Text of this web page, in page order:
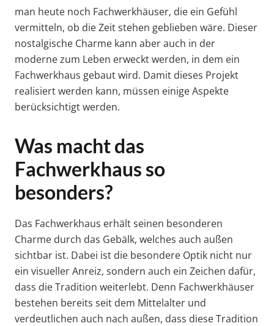
man heute noch Fachwerkhäuser, die ein Gefühl
vermitteln, ob die Zeit stehen geblieben wäre. Dieser
nostalgische Charme kann aber auch in der
moderne zum Leben erweckt werden, in dem ein
Fachwerkhaus gebaut wird. Damit dieses Projekt
realisiert werden kann, müssen einige Aspekte
berücksichtigt werden.
Was macht das
Fachwerkhaus so
besonders?
Das Fachwerkhaus erhält seinen besonderen
Charme durch das Gebälk, welches auch außen
sichtbar ist. Dabei ist die besondere Optik nicht nur
ein visueller Anreiz, sondern auch ein Zeichen dafür,
dass die Tradition weiterlebt. Denn Fachwerkhäuser
bestehen bereits seit dem Mittelalter und
verdeutlichen auch nach außen, dass diese Tradition